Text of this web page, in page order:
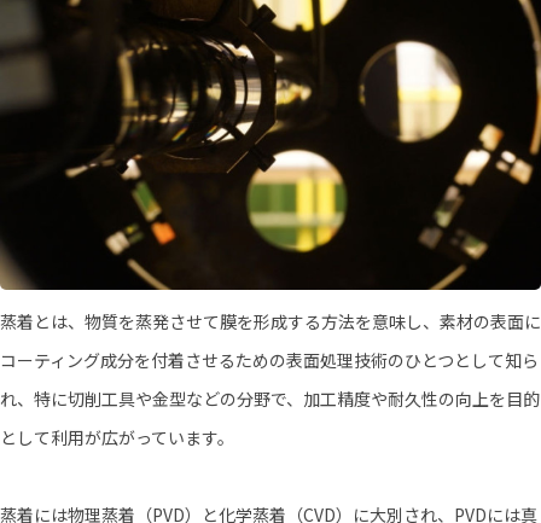
蒸着とは、物質を蒸発させて膜を形成する方法を意味し、素材の表面に
コーティング成分を付着させるための表面処理技術のひとつとして知ら
れ、特に切削工具や金型などの分野で、加工精度や耐久性の向上を目的
として利用が広がっています。
蒸着には物理蒸着（PVD）と化学蒸着（CVD）に大別され、PVDには真